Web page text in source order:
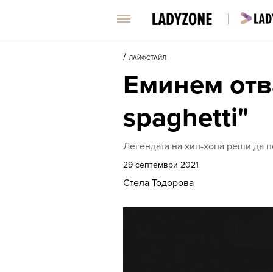
/ ЛАЙФСТАЙЛ
Еминем
spaghetti"
Легендата на хип-хопа реши да
29 септември 2021
Стела Тодорова